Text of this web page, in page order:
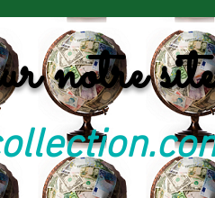
notre site